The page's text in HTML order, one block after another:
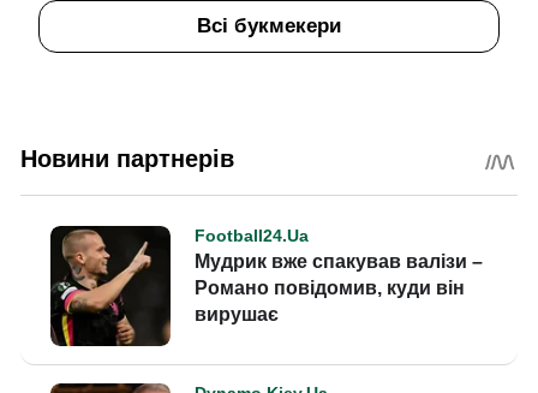
Всі букмекери